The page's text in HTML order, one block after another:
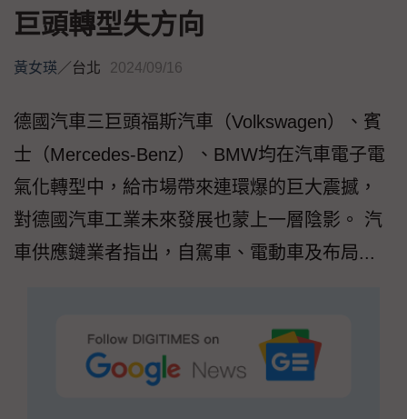
巨頭轉型失方向
黃女瑛／台北 2024/09/16
德國汽車三巨頭福斯汽車（Volkswagen）、賓
士（Mercedes-Benz）、BMW均在汽車電子電
氣化轉型中，給市場帶來連環爆的巨大震撼，
對德國汽車工業未來發展也蒙上一層陰影。 汽
車供應鏈業者指出，自駕車、電動車及布局...